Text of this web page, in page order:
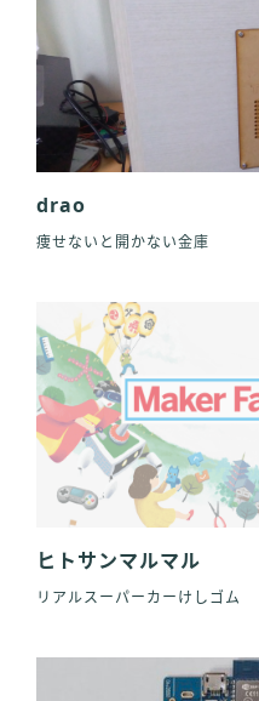
drao
痩せないと開かない金庫
ヒトサンマルマル
リアルスーパーカーけしゴム